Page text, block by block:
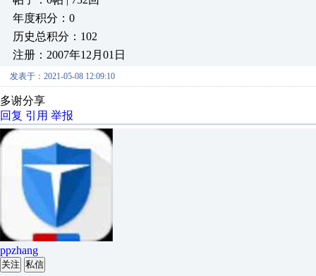
年度积分：0
历史总积分：102
注册：2007年12月01日
发表于：2021-05-08 12:09:10
多谢分享
回复 引用 举报
ppzhang
关注 私信